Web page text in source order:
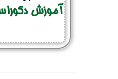
آموزش
نام و نام خانوادگی : *
تلفن همراه : *